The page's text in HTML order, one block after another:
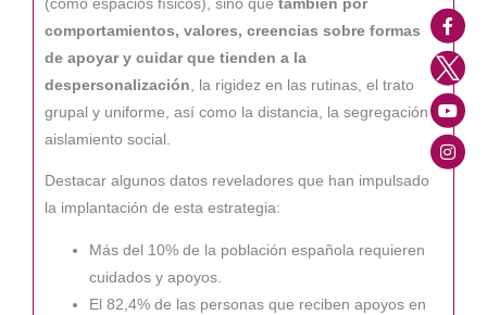
(como espacios físicos), sino que también por
comportamientos, valores, creencias sobre formas
de apoyar y cuidar que tienden a la
despersonalización , la rigidez en las rutinas, el trato
grupal y uniforme, así como la distancia, la segregación y
aislamiento social.
Destacar algunos datos reveladores que han impulsado
la implantación de esta estrategia:
Más del 10% de la población española requieren
cuidados y apoyos.
El 82,4% de las personas que reciben apoyos en